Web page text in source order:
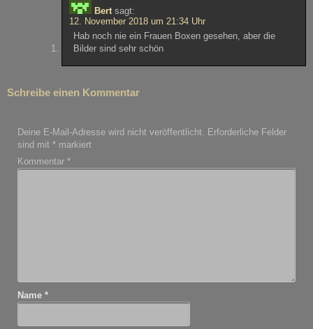
Bert sagt:
12. November 2018 um 21:34 Uhr
Hab noch nie ein Frauen Boxen gesehen, aber die
Bilder sind sehr schön
Schreibe einen Kommentar
Deine E-Mail-Adresse wird nicht veröffentlicht. Erforderliche Felder
sind mit* markiert
Kommentar*
Name*